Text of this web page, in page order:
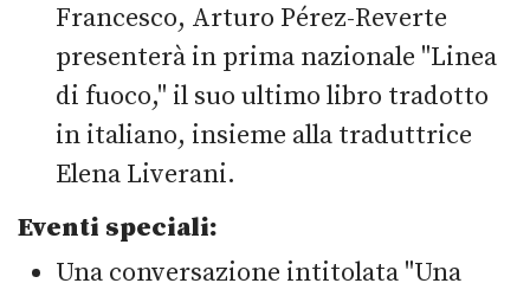
Francesco, Arturo Pérez-Reverte
presenterà in prima nazionale "Linea
di fuoco," il suo ultimo libro tradotto
in italiano, insieme alla traduttrice
Elena Liverani.
Eventi speciali:
Una conversazione intitolata "Una